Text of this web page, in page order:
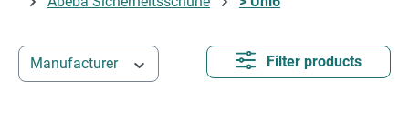
Manufacturer Filter products